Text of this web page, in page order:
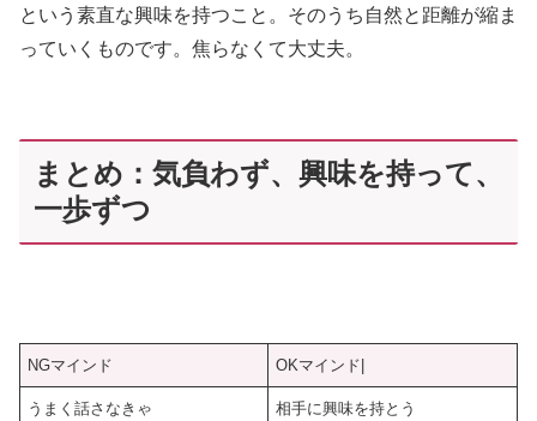
という素直な興味を持つこと。そのうち自然と距離が縮ま
っていくものです。焦らなくて大丈夫。
まとめ：気負わず、興味を持って、
一歩ずつ
NGマインド OKマインド|
うまく話さなきゃ 相手に興味を持とう